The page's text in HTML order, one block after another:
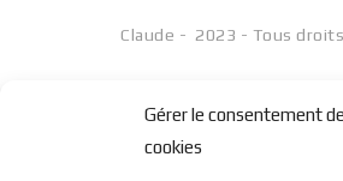
Gérer le consentement
cookies
Claude - 2023 - Tous